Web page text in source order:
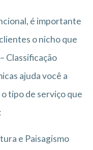
é importante
o nicho que
– Classificação
ajuda você a
tipo de serviço que
e Paisagismo